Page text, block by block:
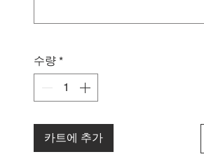
수량 *
카트에 추가